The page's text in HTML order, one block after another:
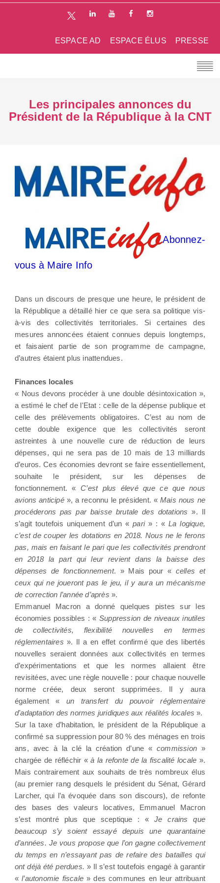
PRESSE
ESPACE ÉLUS
ESPACE AD
Les principales annonces du
Président de la République à la CNT
Abonnez-
vous à Maire Info
Dans un discours de presque une heure, le président de
la République a détaillé hier ce que sera sa politique vis-
à-vis des collectivités territoriales. Si certaines des
mesures annoncées étaient connues depuis longtemps,
et faisaient partie de son programme de campagne,
d’autres étaient plus inattendues.
Finances locales
« Nous devons procéder à une double désintoxication »,
a estimé le chef de l'Etat : celle de la dépense publique et
celle des prélèvements obligatoires. C’est au nom de
cette double exigence que les collectivités seront
astreintes à une nouvelle cure de réduction de leurs
dépenses, qui ne sera pas de 10 mais de 13 milliards
d’euros. Ces économies devront se faire essentiellement,
souhaite le président, sur les dépenses de
fonctionnement. «C’est plus élevé que ce que nous
avions anticipé », a reconnu le président. «Mais nous ne
procéderons pas par baisse brutale des dotations». Il
s’agit toutefois uniquement d’un «pari» : «La logique,
c’est de couper les dotations en 2018. Nous ne le ferons
pas, mais en faisant le pari que les collectivités prendront
en 2018 la part qui leur revient dans la baisse des
dépenses de fonctionnement. » Mais pour « celles et
ceux qui ne joueront pas le jeu, il y aura un mécanisme
de correction l’année d’après ».
Emmanuel Macron a donné quelques pistes sur les
économies possibles : « Suppression de niveaux inutiles
de collectivités, flexibilité nouvelles en termes
réglementaires». Il a en effet confirmé que des libertés
nouvelles seraient données aux collectivités en termes
d’expérimentations et que les normes allaient être
revisitées, avec une règle nouvelle : pour chaque nouvelle
norme créée, deux seront supprimées. Il y aura
également « un transfert du pouvoir réglementaire
d'adaptation des normes juridiques aux réalités locales ».
Sur la taxe d’habitation, le président de la République a
confirmé sa suppression pour 80 % des ménages en trois
ans, avec à la clé la création d’une «commission »
chargée de réfléchir «à la refonte de la fiscalité locale ».
Mais contrairement aux souhaits de très nombreux élus
(au premier rang desquels le président du Sénat, Gérard
Larcher, qui l’a évoquée dans son discours), de refonte
des bases des valeurs locatives, Emmanuel Macron
s’est montré plus que sceptique : «Je crains que
beaucoup s’y soient essayé depuis une quarantaine
d’années. Je vous propose que l’on gagne collectivement
du temps en n’essayant pas de refaire des batailles qui
ont déjà été perdues. » Il s’est toutefois engagé à garantir
«l’autonomie fiscale» des communes en leur attribuant